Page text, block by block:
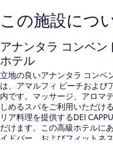
この施設につ
アナンタラ コンベン
ホテル
立地の良いアナンタラ コンベ
は、アマルフィ ビーチおよび
内です。マッサージ、アロマ
しめるスパをご利用いただけ
リア料理を提供するDEI
だけます。この高級ホテルに
イドバー、およびフィットネ